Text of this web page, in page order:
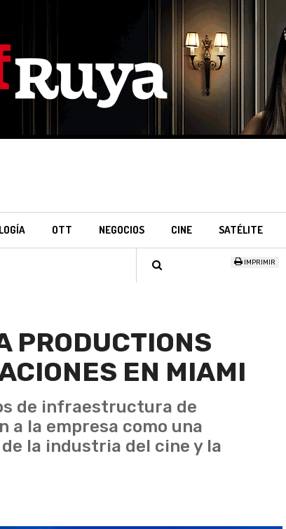
OTT NEGOCIOS CINE SATÉLITE
IMPRIMIR
PRODUCTIONS
EN MIAMI
de infraestructura de
a la empresa como una
la industria del cine y la